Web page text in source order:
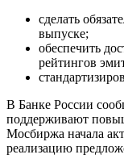
сделать
выпуске;
обеспечить
рейтингов
В Банке России
поддерживают
Мосбиржа начала
реализацию